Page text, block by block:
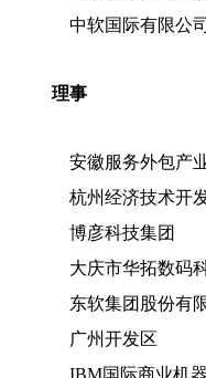
中软国际有限公司
理事
安徽服务外包产
杭州经济技术开
博彦科技集团
大庆市华拓数码
东软集团股份有
广州开发区
IBM国际商业机